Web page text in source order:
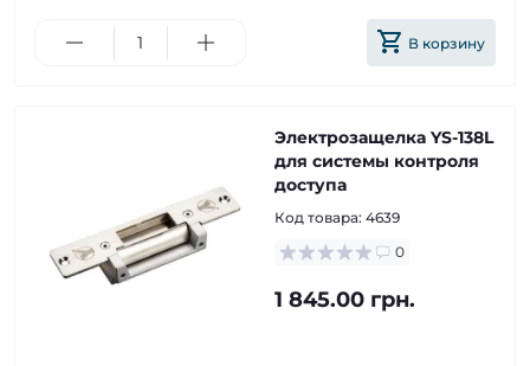
В корзину
Электрозащелка YS-138L
для системы контроля
доступа
Код товара: 4639
0
1 845.00 грн.